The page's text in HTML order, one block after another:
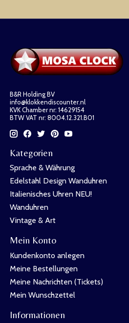
B&R Holding BV
info@klokkendiscounter.nl
KVK Chamber nr: 14629154
BTW VAT nr: 8004.12.321.B01
Kategorien
Sprache & Währung
Edelstahl Design Wanduhren
Italienisches Uhren NEU!
Wanduhren
Vintage & Art
Mein Konto
Kundenkonto anlegen
Meine Bestellungen
Meine Nachrichten (Tickets)
Mein Wunschzettel
Informationen